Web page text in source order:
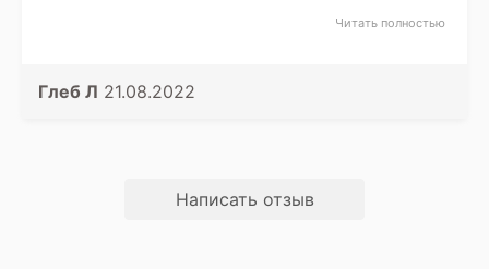
поэтому я выбрал к себе ближайший центр и
Читать полностью
Глеб Л 21.08.2022
Написать отзыв